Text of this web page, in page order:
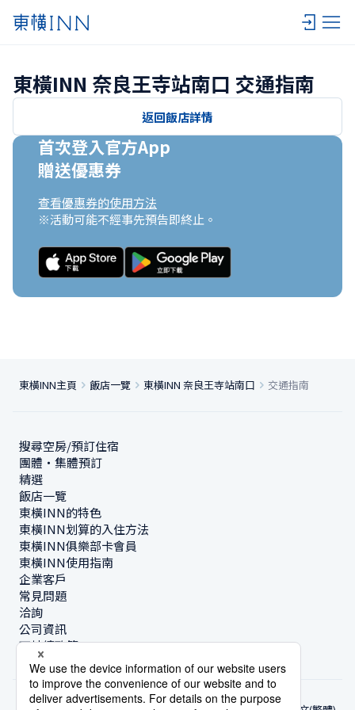
東橫INN 奈良王寺站南口 交通指南
返回飯店詳情
首次登入官方App
贈送優惠券
查看優惠券的使用方法
※活動可能不經事先預告即終止。
東橫INN主頁 飯店一覽 東橫INN 奈良王寺站南口 交通指南
搜尋空房/預訂住宿
團體・集體預訂
精選
飯店一覽
東橫INN的特色
東橫INN划算的入住方法
東橫INN俱樂部卡會員
東橫INN使用指南
企業客戶
常見問題
洽詢
公司資訊
可持續政策